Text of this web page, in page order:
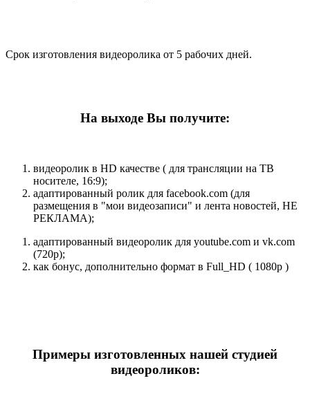
Срок изготовления видеоролика от 5 рабочих дней.
На выходе Вы получите:
видеоролик в HD качестве ( для трансляции на ТВ
носителе, 16:9);
адаптированный ролик для facebook.com (для
размещения в "мои видеозаписи" и лента новостей, НЕ
РЕКЛАМА);
адаптированный видеоролик для youtube.com и vk.com
(720p);
как бонус, дополнительно формат в Full_HD ( 1080p )
Примеры изготовленных нашей студией
видеороликов: